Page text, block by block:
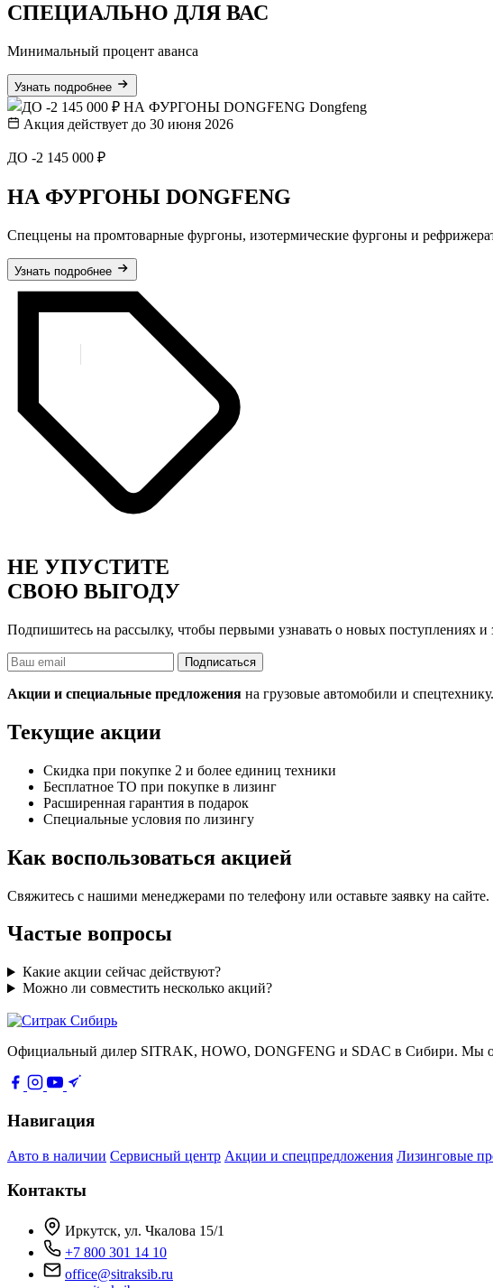
СПЕЦИАЛЬНО ДЛЯ ВАС
Минимальный процент аванса
Узнать подробнее
Dongfeng
Акция действует до 30 июня 2026
ДО -2 145 000 ₽
НА ФУРГОНЫ DONGFENG
Спеццены на промтоварные фургоны, изотермические фургоны и
Узнать подробнее
НЕ УПУСТИТЕ
СВОЮ ВЫГОДУ
Подпишитесь на рассылку, чтобы первыми узнавать о новых поступлениях и
Email
Подписаться
Акции и специальные предложения на грузовые автомобили и
Текущие акции
Скидка при покупке 2 и более единиц техники
Бесплатное ТО при покупке в лизинг
Расширенная гарантия в подарок
Специальные условия по лизингу
Как воспользоваться акцией
Свяжитесь с нашими менеджерами по телефону или оставьте заявку на
Частые вопросы
Какие акции сейчас действуют?
Можно ли совместить несколько акций?
Официальный дилер SITRAK, HOWO, DONGFENG и SDAC в Сибири. Мы
Навигация
Авто в наличии Сервисный центр Акции и спецпредложения Лизинговые
Контакты
Иркутск, ул. Чкалова 15/1
+7 800 301 14 10
office@sitraksib.ru